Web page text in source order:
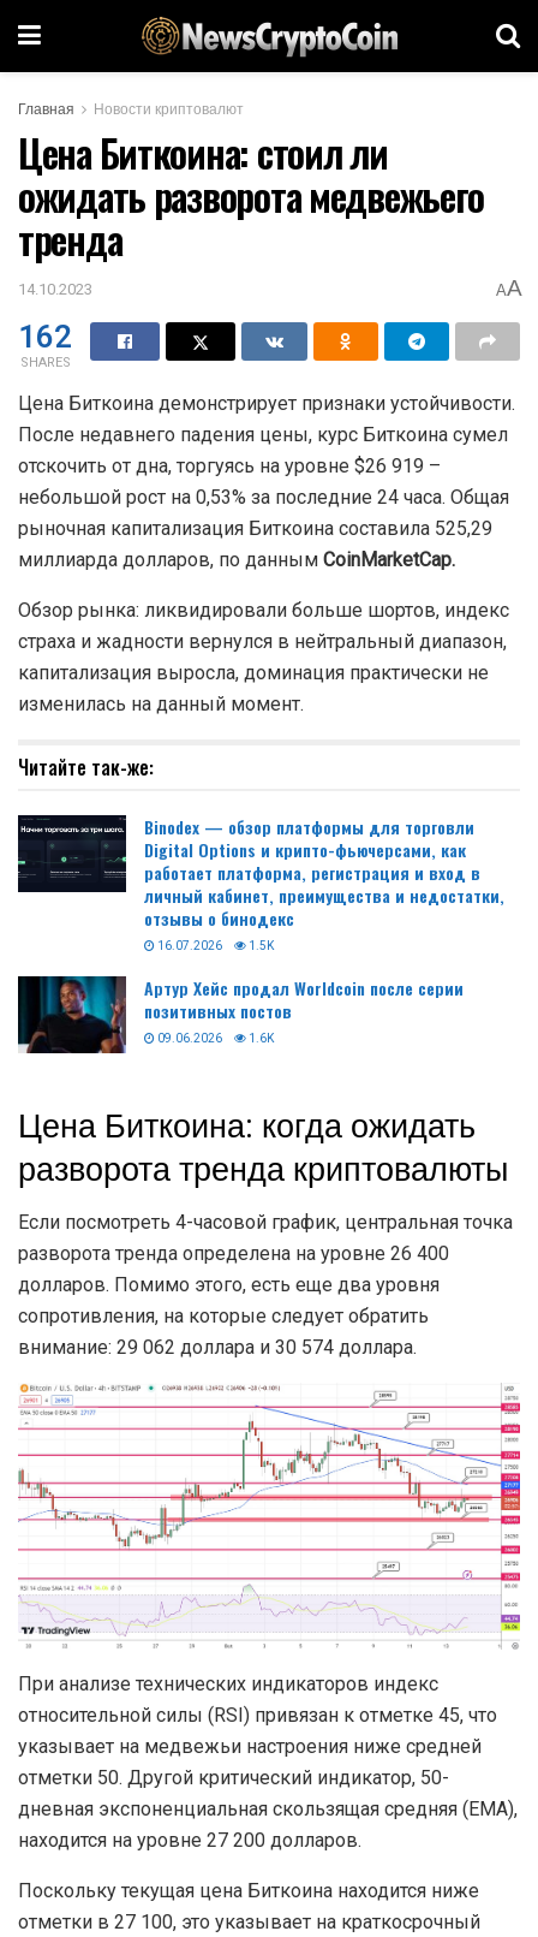
Главная Новости криптовалют
Цена Биткоина: стоил ли
ожидать разворота медвежьего
тренда
14.10.2023 AA
162
SHARES
Цена Биткоина демонстрирует признаки устойчивости.
После недавнего падения цены, курс Биткоина сумел
отскочить от дна, торгуясь на уровне $26 919 –
небольшой рост на 0,53% за последние 24 часа. Общая
рыночная капитализация Биткоина составила 525,29
миллиарда долларов, по данным CoinMarketCap.
Обзор рынка: ликвидировали больше шортов, индекс
страха и жадности вернулся в нейтральный диапазон,
капитализация выросла, доминация практически не
изменилась на данный момент.
Читайте так-же:
Binodex — обзор платформы для торговли
Digital Options и крипто-фьючерсами, как
работает платформа, регистрация и вход в
личный кабинет, преимущества и недостатки,
отзывы о бинодекс
16.07.2026 1.5K
Артур Хейс продал Worldcoin после серии
позитивных постов
09.06.2026 1.6K
Цена Биткоина: когда ожидать
разворота тренда криптовалюты
Если посмотреть 4-часовой график, центральная точка
разворота тренда определена на уровне 26 400
долларов. Помимо этого, есть еще два уровня
сопротивления, на которые следует обратить
внимание: 29 062 доллара и 30 574 доллара.
При анализе технических индикаторов индекс
относительной силы (RSI) привязан к отметке 45, что
указывает на медвежьи настроения ниже средней
отметки 50. Другой критический индикатор, 50-
дневная экспоненциальная скользящая средняя (EMA),
находится на уровне 27 200 долларов.
Поскольку текущая цена Биткоина находится ниже
отметки в 27 100, это указывает на краткосрочный